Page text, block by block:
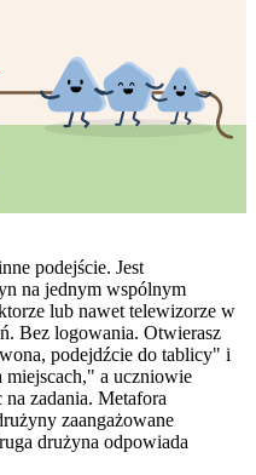
podejście. Jest
na jednym wspólnym
lub nawet telewizorze w
Bez logowania. Otwierasz
podejdźcie do tablicy" i
miejscach," a uczniowie
zadania. Metafora
zaangażowane
drużyna odpowiada